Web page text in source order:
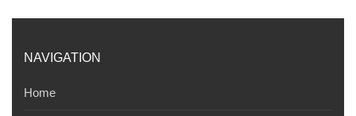
NAVIGATION
Home